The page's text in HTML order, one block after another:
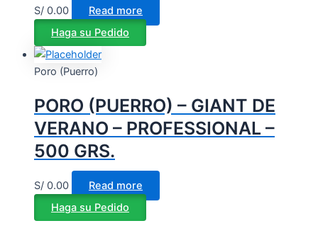
S/ 0.00
Read more
Haga su Pedido
Poro (Puerro)
PORO (PUERRO) – GIANT DE
VERANO – PROFESSIONAL –
500 GRS.
S/ 0.00
Read more
Haga su Pedido